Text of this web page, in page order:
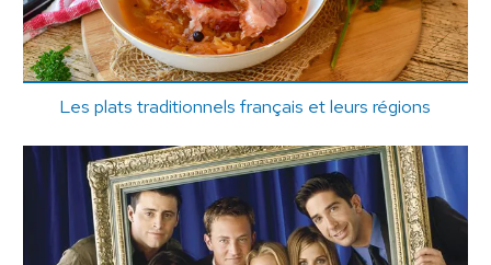
Les plats traditionnels français et leurs régions